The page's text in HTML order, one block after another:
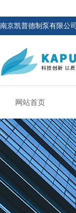
南京凯普德制泵有限公
网站首页